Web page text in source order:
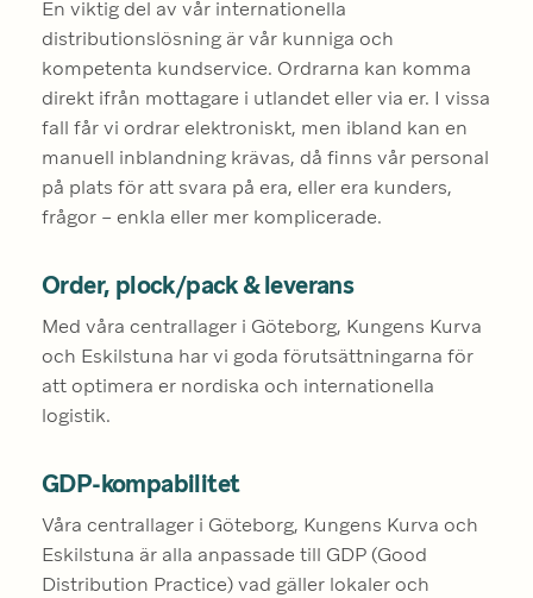
En viktig del av vår internationella
distributionslösning är vår kunniga och
kompetenta kundservice. Ordrarna kan komma
direkt ifrån mottagare i utlandet eller via er. I vissa
fall får vi ordrar elektroniskt, men ibland kan en
manuell inblandning krävas, då finns vår personal
på plats för att svara på era, eller era kunders,
frågor – enkla eller mer komplicerade.
Order, plock/pack & leverans
Med våra centrallager i Göteborg, Kungens Kurva
och Eskilstuna har vi goda förutsättningarna för
att optimera er nordiska och internationella
logistik.
GDP-kompabilitet
Våra centrallager i Göteborg, Kungens Kurva och
Eskilstuna är alla anpassade till GDP (Good
Distribution Practice) vad gäller lokaler och